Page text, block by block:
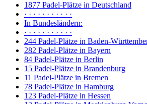
1877 Padel-Plätze in Deutschland
· · · · · · · · · · ·
In Bundesländern:
· · · · · · · · · · ·
244 Padel-Plätze in Baden-
282 Padel-Plätze in Bayern
84 Padel-Plätze in Berlin
15 Padel-Plätze in Brandenburg
11 Padel-Plätze in Bremen
78 Padel-Plätze in Hamburg
123 Padel-Plätze in Hessen